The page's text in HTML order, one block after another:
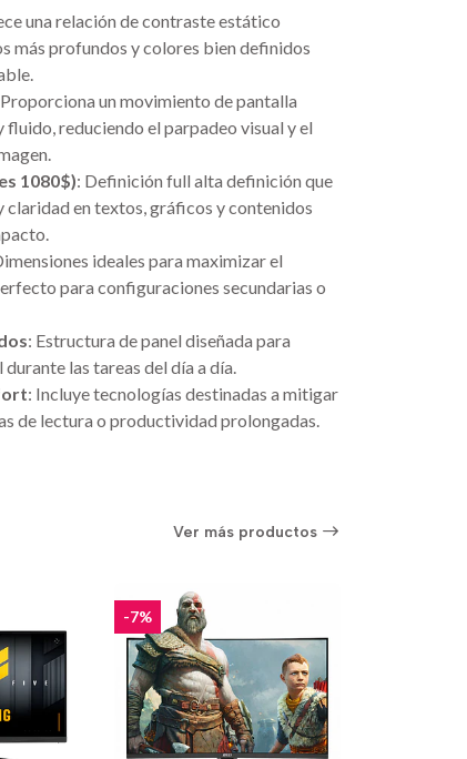
una relación de contraste estático
más profundos y colores bien definidos
un movimiento de pantalla
reduciendo el parpadeo visual y el
1080$): Definición full alta definición que
claridad en textos, gráficos y contenidos
ideales para maximizar el
para configuraciones secundarias o
: Estructura de panel diseñada para
las tareas del día a día.
: Incluye tecnologías destinadas a mitigar
de lectura o productividad prolongadas.
Ver más productos
-7%